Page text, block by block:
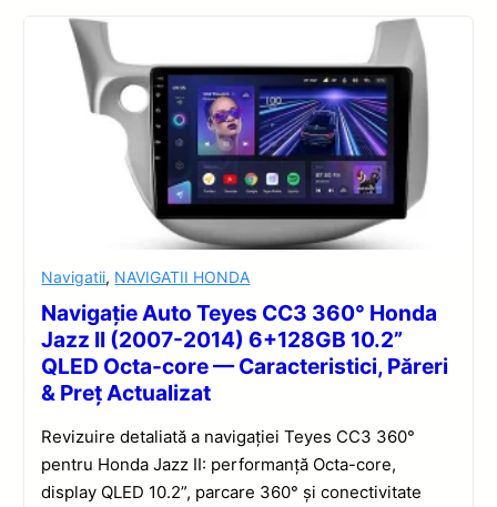
Navigatii, NAVIGATII HONDA
Navigație Auto Teyes CC3 360° Honda
Jazz II (2007-2014) 6+128GB 10.2”
QLED Octa-core — Caracteristici, Păreri
& Preț Actualizat
Revizuire detaliată a navigației Teyes CC3 360°
pentru Honda Jazz II: performanță Octa-core,
display QLED 10.2”, parcare 360° și conectivitate